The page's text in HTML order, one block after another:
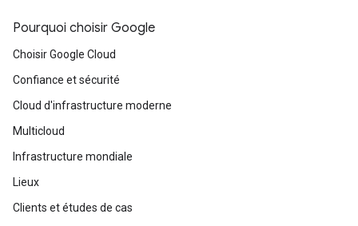
Pourquoi choisir Google
Choisir Google Cloud
Confiance et sécurité
Cloud d'infrastructure moderne
Multicloud
Infrastructure mondiale
Lieux
Clients et études de cas